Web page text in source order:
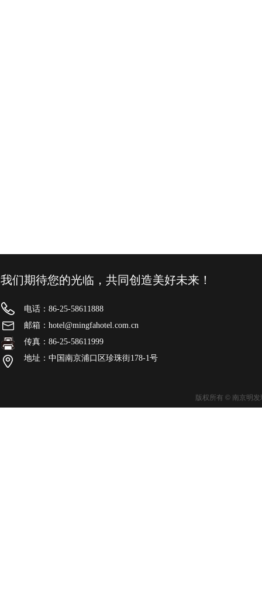
我们期待您的光临，共同创造美好未来！
版权所有 © 南京明
电话：86-25-58611888
邮箱：hotel@mingfahotel.com.cn
传真：86-25-58611999
地址：中国南京浦口区珍珠街178-1号